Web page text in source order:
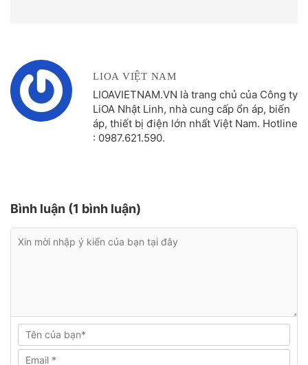
LIOA VIỆT NAM
LIOAVIETNAM.VN là trang chủ của Công ty
LiOA Nhật Linh, nhà cung cấp ổn áp, biến
áp, thiết bị điện lớn nhất Việt Nam. Hotline
: 0987.621.590.
Bình luận (1 bình luận)